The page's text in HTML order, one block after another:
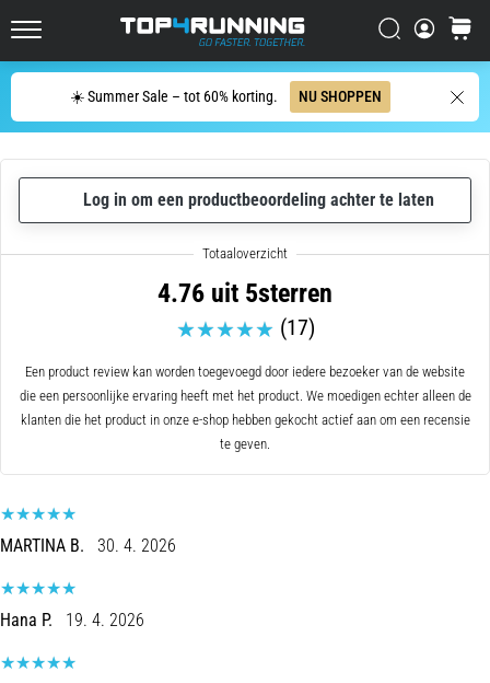
☀️ Summer Sale – tot 60% korting. NU SHOPPEN
Zoeken op
Zoeken
wel
eens
leven,
of
je
amateur
Wat
zijn
de
5. 8. 2026
•
Plantar
Fasciitis:
Oorzaken
Log in om een productbeoordeling achter te laten
4.76 uit 5sterren
(17)
Een product review kan worden toegevoegd door iedere bezoeker van de website
die een persoonlijke ervaring heeft met het product. We moedigen echter alleen de
klanten die het product in onze e-shop hebben gekocht actief aan om een recensie
te geven.
MARTINA B. 30. 4. 2026
Hana P. 19. 4. 2026